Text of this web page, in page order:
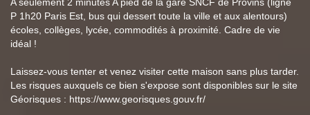
P 1h20 Paris Est, bus qui dessert toute la ville et aux alentours)
écoles, collèges, lycée, commodités à proximité. Cadre de vie
idéal !
Laissez-vous tenter et venez visiter cette maison sans plus tarder.
Les risques auxquels ce bien s'expose sont disponibles sur le site
Géorisques : https://www.georisques.gouv.fr/